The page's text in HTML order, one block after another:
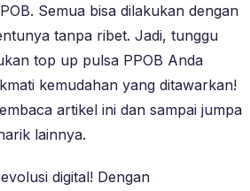
Semua bisa dilakukan dengan
tanpa ribet. Jadi, tunggu
top up pulsa PPOB Anda
kemudahan yang ditawarkan!
artikel ini dan sampai jumpa
lainnya.
digital! Dengan